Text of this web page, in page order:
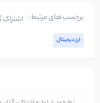
برچسب های مرتبط :
ارز دیجیتال